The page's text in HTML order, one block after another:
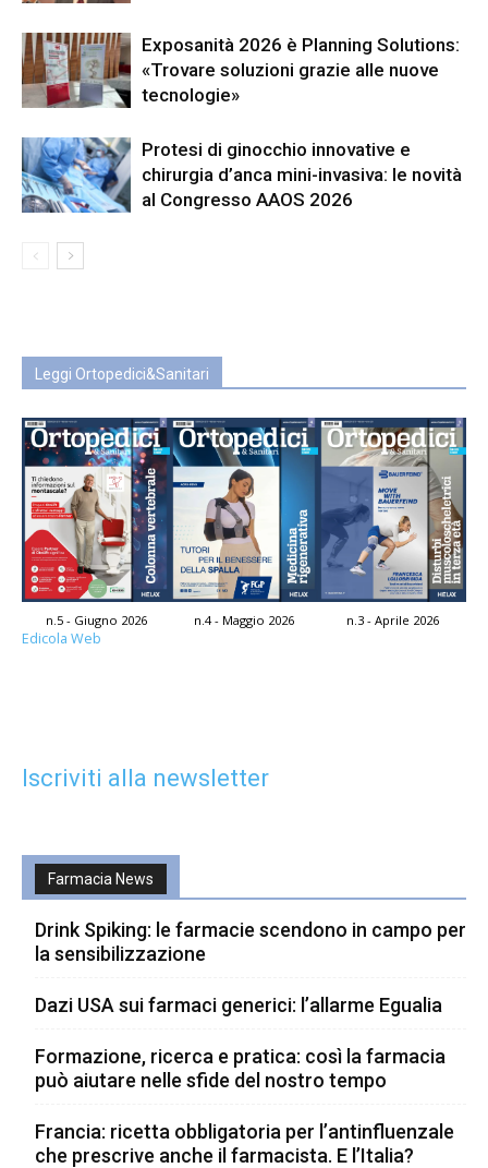
Exposanità 2026 è Planning Solutions:
«Trovare soluzioni grazie alle nuove
tecnologie»
Protesi di ginocchio innovative e
chirurgia d’anca mini-invasiva: le novità
al Congresso AAOS 2026
Leggi Ortopedici&Sanitari
n.5 - Giugno 2026 n.4 - Maggio 2026 n.3 - Aprile 2026
Edicola Web
Iscriviti alla newsletter
Farmacia News
Drink Spiking: le farmacie scendono in campo per
la sensibilizzazione
Dazi USA sui farmaci generici: l’allarme Egualia
Formazione, ricerca e pratica: così la farmacia
può aiutare nelle sfide del nostro tempo
Francia: ricetta obbligatoria per l’antinfluenzale
che prescrive anche il farmacista. E l’Italia?